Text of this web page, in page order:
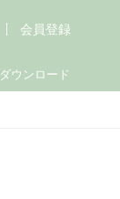
ダウンロード
会員登録